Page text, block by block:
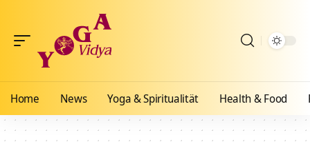
Home News Yoga & Spiritualität Health & Food